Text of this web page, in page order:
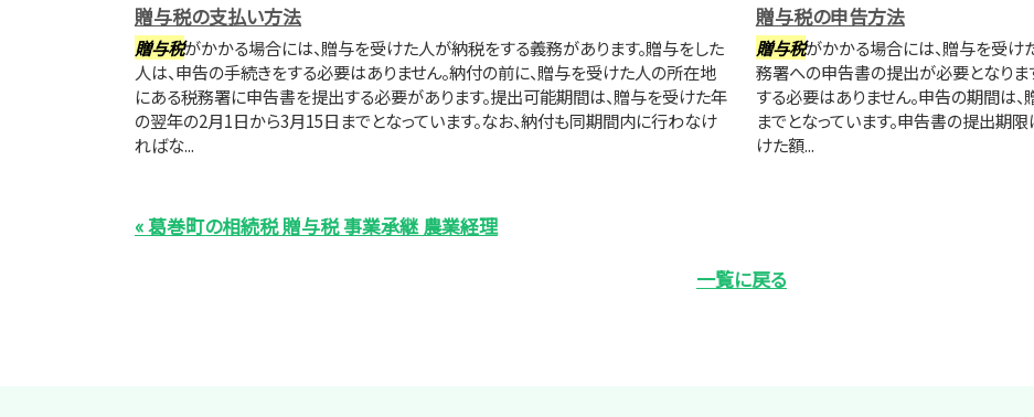
贈与税の支払い方法
贈与税がかかる場合には、贈与を受けた人が納税をする義務があります。贈与をした
人は、申告の手続きをする必要はありません。納付の前に、贈与を受けた人の所在地
にある税務署に申告書を提出する必要があります。提出可能期間は、贈与を受けた年
の翌年の2月1日から3月15日までとなっています。なお、納付も同期間内に行わなけ
ればな...
贈与税の申告方法
贈与税がかかる場合には、贈与を受け
務署への申告書の提出が必要となりま
する必要はありません。申告の期間は
までとなっています。申告書の提出期
けた額...
« 葛巻町の相続税 贈与税 事業承継 農業経理
一覧に戻る